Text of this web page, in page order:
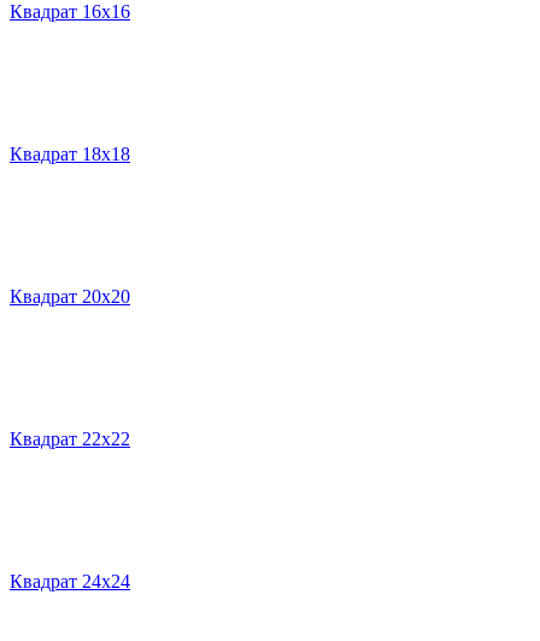
Квадрат 16х16
Квадрат 18х18
Квадрат 20х20
Квадрат 22х22
Квадрат 24х24